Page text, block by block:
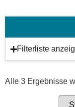
Filterliste
Alle 3 Ergebnisse